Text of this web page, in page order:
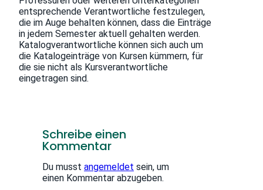
entsprechende Verantwortliche festzulegen,
die im Auge behalten können, dass die Einträge
in jedem Semester aktuell gehalten werden.
Katalogverantwortliche können sich auch um
die Katalogeinträge von Kursen kümmern, für
die sie nicht als Kursverantwortliche
eingetragen sind.
Schreibe einen
Kommentar
Du musst angemeldet sein, um
einen Kommentar abzugeben.